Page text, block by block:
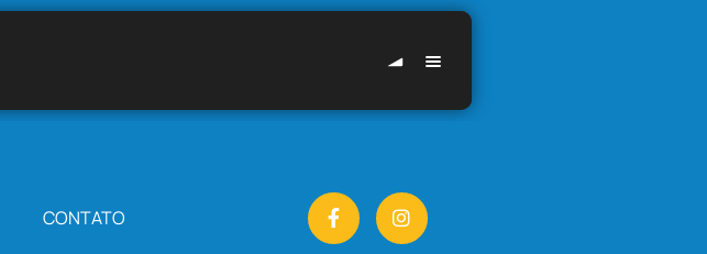
CONTATO